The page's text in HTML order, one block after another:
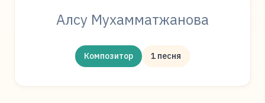
Алсу Мухамматжанова
Композитор 1 песня